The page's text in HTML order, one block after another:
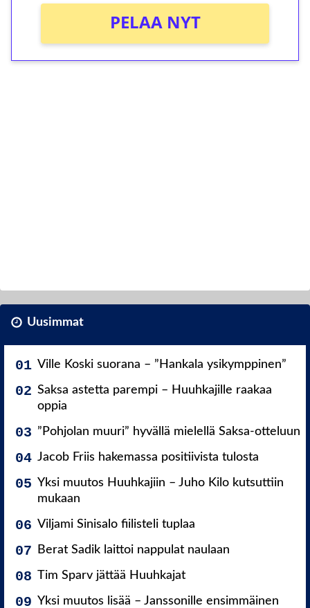
PELAA NYT
Uusimmat
Ville Koski suorana – ”Hankala ysikymppinen”
Saksa astetta parempi – Huuhkajille raakaa
oppia
”Pohjolan muuri” hyvällä mielellä Saksa-otteluun
Jacob Friis hakemassa positiivista tulosta
Yksi muutos Huuhkajiin – Juho Kilo kutsuttiin
mukaan
Viljami Sinisalo fiilisteli tuplaa
Berat Sadik laittoi nappulat naulaan
Tim Sparv jättää Huuhkajat
Yksi muutos lisää – Janssonille ensimmäinen